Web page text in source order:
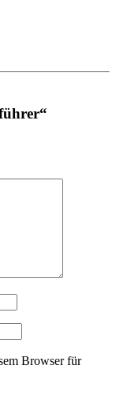
Browser für